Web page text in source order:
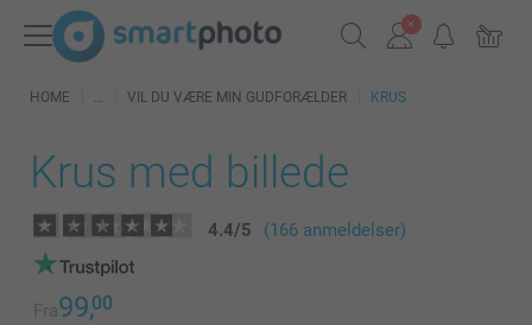
HOME VIL DU VÆRE MIN GUDFORÆLDER KRUS
Krus med billede
4.4/5 (166 anmeldelser)
Fra99,00